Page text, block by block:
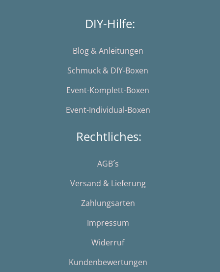
DIY-Hilfe:
Blog & Anleitungen
Schmuck & DIY-Boxen
Event-Komplett-Boxen
Event-Individual-Boxen
Rechtliches:
AGB´s
Versand & Lieferung
Zahlungsarten
Impressum
Widerruf
Kundenbewertungen